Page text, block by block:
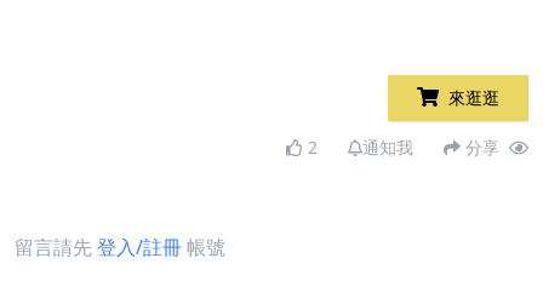
來逛逛
2 通知我 分享
留言請先登入/註冊帳號